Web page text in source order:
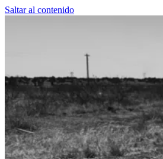
Saltar al contenido